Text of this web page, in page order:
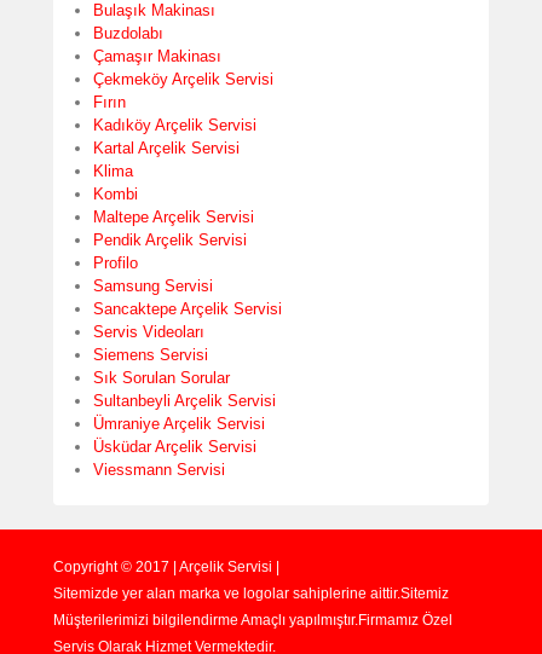
Bulaşık Makinası
Buzdolabı
Çamaşır Makinası
Çekmeköy Arçelik Servisi
Fırın
Kadıköy Arçelik Servisi
Kartal Arçelik Servisi
Klima
Kombi
Maltepe Arçelik Servisi
Pendik Arçelik Servisi
Profilo
Samsung Servisi
Sancaktepe Arçelik Servisi
Servis Videoları
Siemens Servisi
Sık Sorulan Sorular
Sultanbeyli Arçelik Servisi
Ümraniye Arçelik Servisi
Üsküdar Arçelik Servisi
Viessmann Servisi
Copyright © 2017 | Arçelik Servisi |
Sitemizde yer alan marka ve logolar sahiplerine aittir.Sitemiz
Müşterilerimizi bilgilendirme Amaçlı yapılmıştır.Firmamız Özel
Servis Olarak Hizmet Vermektedir.